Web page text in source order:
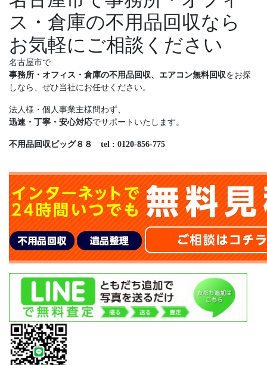
ス・倉庫の不用品回収なら
お気軽にご相談ください
名古屋市で
事務所・オフィス・倉庫の不用品回収、エアコン無料回収をお探
しなら、ぜひ当社にお任せください。
法人様・個人事業主様問わず、
迅速・丁寧・安心対応でサポートいたします。
不用品回収ピッグ８８ tel : 0120-856-775